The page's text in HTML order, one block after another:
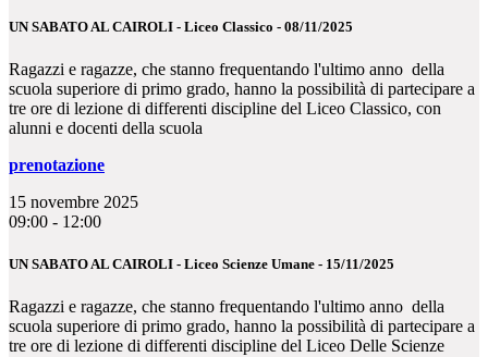
UN SABATO AL CAIROLI - Liceo Classico - 08/11/2025
Ragazzi e ragazze, che stanno frequentando l'ultimo anno della
scuola superiore di primo grado, hanno la possibilità di partecipare a
tre ore di lezione di differenti discipline del Liceo Classico, con
alunni e docenti della scuola
prenotazione
15 novembre 2025
09:00 - 12:00
UN SABATO AL CAIROLI - Liceo Scienze Umane - 15/11/2025
Ragazzi e ragazze, che stanno frequentando l'ultimo anno della
scuola superiore di primo grado, hanno la possibilità di partecipare a
tre ore di lezione di differenti discipline del Liceo Delle Scienze